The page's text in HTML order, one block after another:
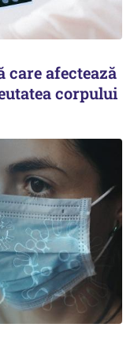
care afectează
corpului